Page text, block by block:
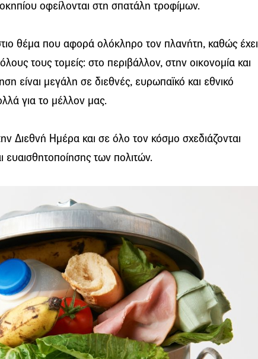
οφείλονται στη σπατάλη τροφίμων.
θέμα που αφορά ολόκληρο τον πλανήτη, καθώς έχει
τους τομείς: στο περιβάλλον, στην οικονομία και
είναι μεγάλη σε διεθνές, ευρωπαϊκό και εθνικό
για το μέλλον μας.
Διεθνή Ημέρα και σε όλο τον κόσμο σχεδιάζονται
ευαισθητοποίησης των πολιτών.